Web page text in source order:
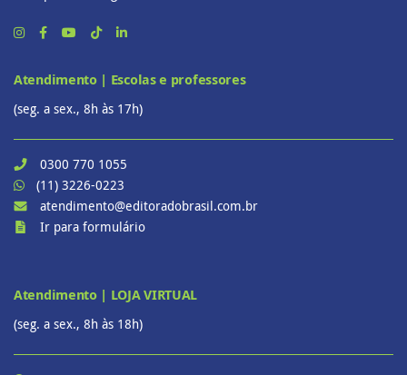
Atendimento | Escolas e professores
(seg. a sex., 8h às 17h)
0300 770 1055
(11) 3226-0223
atendimento@editoradobrasil.com.br
Ir para formulário
Atendimento | LOJA VIRTUAL
(seg. a sex., 8h às 18h)